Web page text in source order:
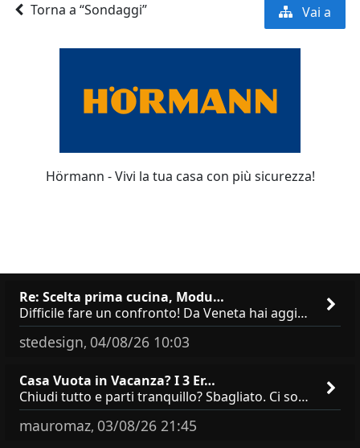
Torna a “Sondaggi” Vai a
Hörmann - Vivi la tua casa con più sicurezza!
Re: Scelta prima cucina, Modu…
Difficile fare un confronto! Da Veneta hai aggiunto i pensili a tutta altezza e una colonna dispensa da 30, che da soli
stedesign, 04/08/26 10:03
Casa Vuota in Vacanza? I 3 Er…
Chiudi tutto e parti tranquillo? Sbagliato. Ci sono 3 comportamenti che dicono ai ladri &quot;sono via per due settimane
mauromaz, 03/08/26 21:45